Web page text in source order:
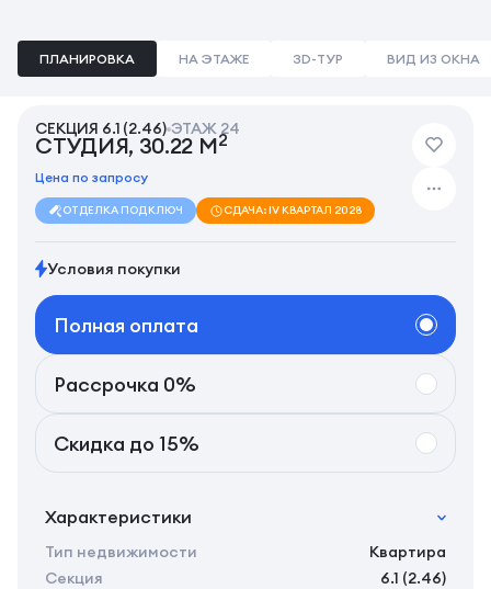
ПЛАНИРОВКА НА ЭТАЖЕ 3D-ТУР ВИД ИЗ ОКНА
СЕКЦИЯ 6.1 (2.46) ЭТАЖ 24
СТУДИЯ, 30.22 М2
Цена по запросу
ОТДЕЛКА ПОД КЛЮЧ СДАЧА: IV КВАРТАЛ 2028
Условия покупки
Полная оплата
Рассрочка 0%
Скидка до 15%
Характеристики
Тип недвижимости
Квартира
Секция
6.1 (2.46)